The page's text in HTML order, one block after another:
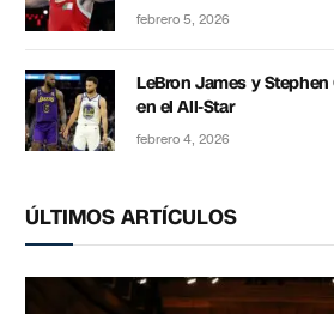
febrero 5, 2026
LeBron James y
en el All-Star
febrero 4, 2026
ÚLTIMOS ARTÍCULOS